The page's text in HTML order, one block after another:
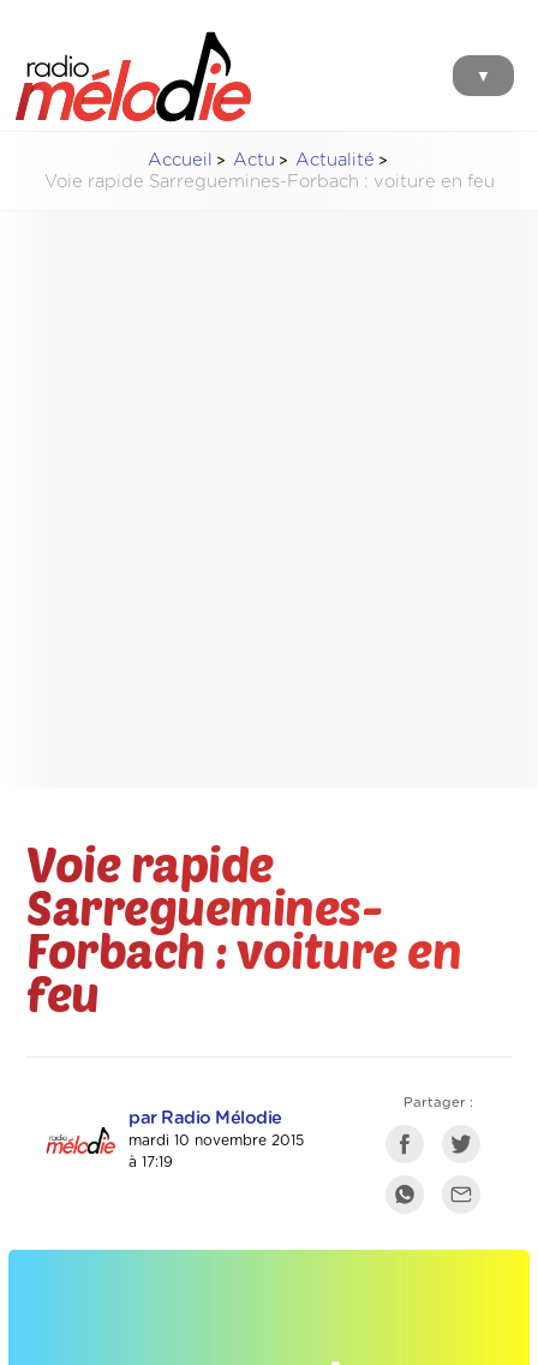
▼
Accueil Actu
Actualité
Voie rapide Sarreguemines-Forbach : voiture en feu
Voie rapide
Sarreguemines-
Forbach : voiture en
feu
par Radio Mélodie
mardi 10 novembre 2015
à 17:19
Partager :